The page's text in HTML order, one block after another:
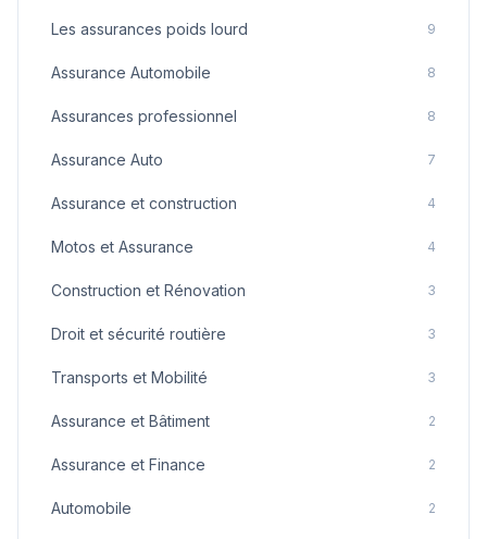
Les assurances poids lourd 9
Assurance Automobile 8
Assurances professionnel 8
Assurance Auto 7
Assurance et construction 4
Motos et Assurance 4
Construction et Rénovation 3
Droit et sécurité routière 3
Transports et Mobilité 3
Assurance et Bâtiment 2
Assurance et Finance 2
Automobile 2